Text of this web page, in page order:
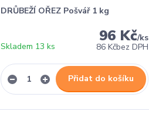
DRŮBEŽÍ OŘEZ Pošvář 1 kg
96 Kč/ks
86 Kčbez DPH
Skladem 13 ks
Přidat do košíku